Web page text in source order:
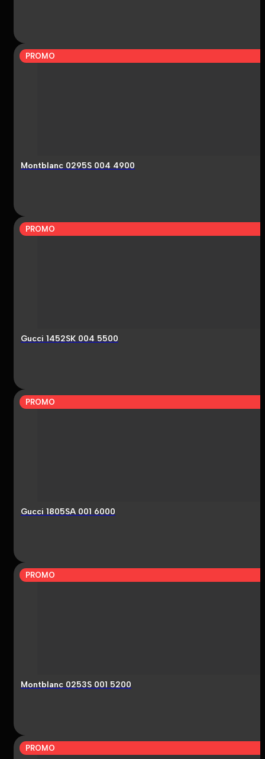
PROMO
Montblanc 0295S 004 4900
PROMO
Gucci 1452SK 004 5500
PROMO
Gucci 1805SA 001 6000
PROMO
Montblanc 0253S 001 5200
PROMO